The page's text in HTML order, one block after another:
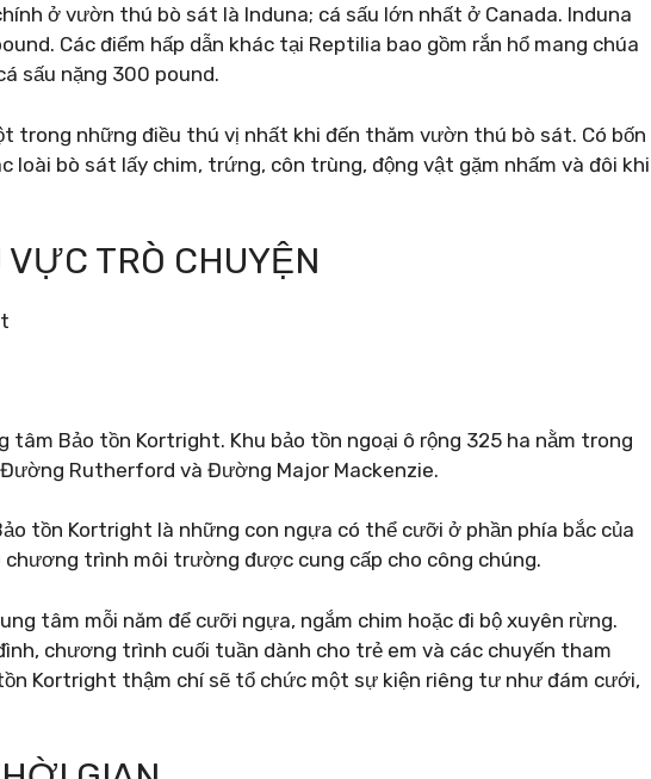
ở vườn thú bò sát là Induna; cá sấu lớn nhất ở Canada. Induna
Các điểm hấp dẫn khác tại Reptilia bao gồm rắn hổ mang chúa
sấu nặng 300 pound.
trong những điều thú vị nhất khi đến thăm vườn thú bò sát. Có bốn
loài bò sát lấy chim, trứng, côn trùng, động vật gặm nhấm và đôi khi
TRÒ CHUYỆN
tâm Bảo tồn Kortright. Khu bảo tồn ngoại ô rộng 325 ha nằm trong
Rutherford và Đường Major Mackenzie.
tồn Kortright là những con ngựa có thể cưỡi ở phần phía bắc của
chương trình môi trường được cung cấp cho công chúng.
tâm mỗi năm để cưỡi ngựa, ngắm chim hoặc đi bộ xuyên rừng.
chương trình cuối tuần dành cho trẻ em và các chuyến tham
Kortright thậm chí sẽ tổ chức một sự kiện riêng tư như đám cưới,